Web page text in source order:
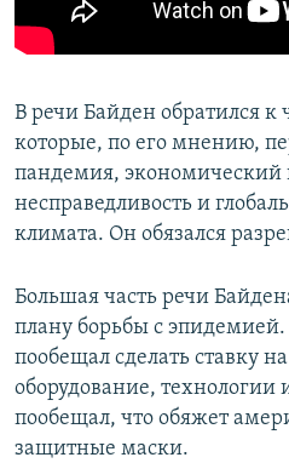
В речи Байден обратился
которые, по его мнению,
пандемия, экономический
несправедливость и
климата. Он обязался
Большая часть речи
плану борьбы с эпидемией.
пообещал сделать ставку
оборудование,
пообещал, что обяжет
защитные маски.